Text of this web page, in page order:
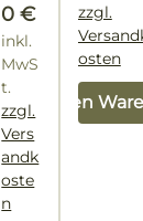
0 €
inkl.
MwS
t.
zzgl.
Vers
andk
oste
n
zzgl.
osten
In den